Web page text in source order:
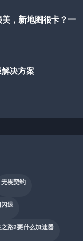
，新地图很卡？一
决方案
无畏契约
退
路2要什么加速器